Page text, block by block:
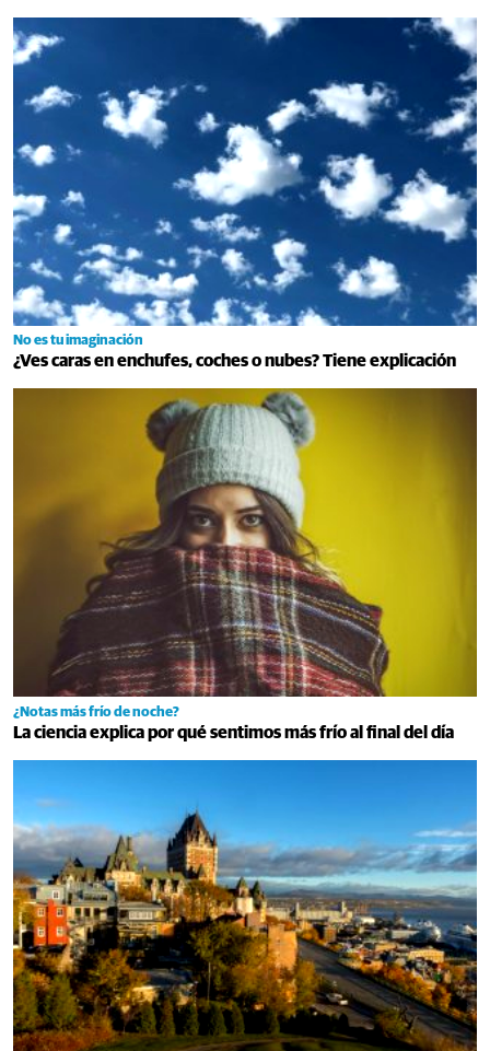
No es tu imaginación
¿Ves caras en enchufes, coches o nubes? Tiene explicación
¿Notas más frío de noche?
La ciencia explica por qué sentimos más frío al final del día